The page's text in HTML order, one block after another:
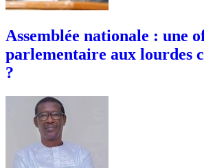
Assemblée nationale : une
parlementaire aux lourdes
?